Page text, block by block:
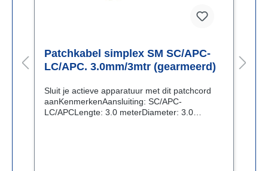
Patchkabel simplex SM SC/APC-
LC/APC. 3.0mm/3mtr (gearmeerd)
Sluit je actieve apparatuur met dit patchcord
aanKenmerkenAansluiting: SC/APC-
LC/APCLengte: 3.0 meterDiameter: 3.0